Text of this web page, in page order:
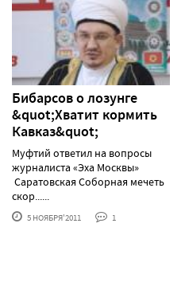
Бибарсов о лозунге
&quot;Хватит кормить
Кавказ&quot;
Муфтий ответил на вопросы
журналиста «Эха Москвы»
Саратовская Соборная мечеть
скор......
5 НОЯБРЯ'2011 1